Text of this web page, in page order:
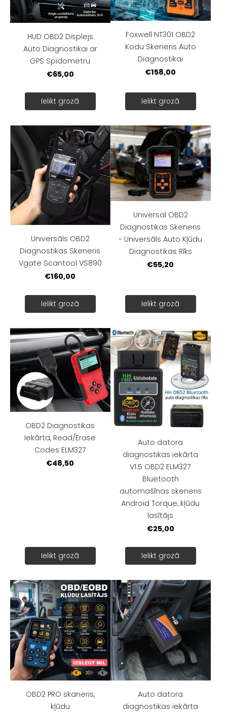
HUD OBD2 Displejs
Auto Diagnostikai ar
GPS Spidometru
€65,00
Ielikt grozā
Foxwell NT301 OBD2
Kodu Skeneris Auto
Diagnostikai
€158,00
Ielikt grozā
Universāls OBD2
Diagnostikas Skeneris
Vgate Scantool VS890
€160,00
Ielikt grozā
Universal OBD2
Diagnostikas Skeneris
- Universāls Auto Kļūdu
Diagnostikas Rīks
€55,20
Ielikt grozā
OBD2 Diagnostikas
Iekārta, Read/Erase
Codes ELM327
€48,50
Ielikt grozā
Auto datora
diagnostikas iekārta
V1.5 OBD2 ELM327
Bluetooth
automašīnas skeneris
Android Torque, kļūdu
lasītājs
€25,00
Ielikt grozā
OBD2 PRO skaneris,
kļūdu
Auto datora
diagnostikas iekārta